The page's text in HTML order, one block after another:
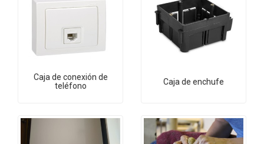
Caja de conexión de
teléfono
Caja de enchufe